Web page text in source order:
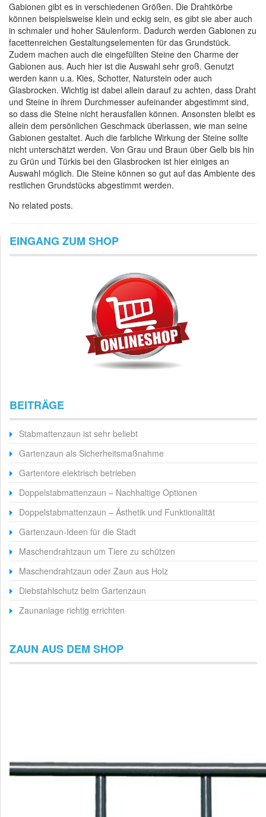
Gabionen gibt es in verschiedenen Größen. Die Drahtkörbe
können beispielsweise klein und eckig sein, es gibt sie aber auch
in schmaler und hoher Säulenform. Dadurch werden Gabionen zu
facettenreichen Gestaltungselementen für das Grundstück.
Zudem machen auch die eingefüllten Steine den Charme der
Gabionen aus. Auch hier ist die Auswahl sehr groß. Genutzt
werden kann u.a. Kies, Schotter, Naturstein oder auch
Glasbrocken. Wichtig ist dabei allein darauf zu achten, dass Draht
und Steine in ihrem Durchmesser aufeinander abgestimmt sind,
so dass die Steine nicht herausfallen können. Ansonsten bleibt es
allein dem persönlichen Geschmack überlassen, wie man seine
Gabionen gestaltet. Auch die farbliche Wirkung der Steine sollte
nicht unterschätzt werden. Von Grau und Braun über Gelb bis hin
zu Grün und Türkis bei den Glasbrocken ist hier einiges an
Auswahl möglich. Die Steine können so gut auf das Ambiente des
restlichen Grundstücks abgestimmt werden.
No related posts.
EINGANG ZUM SHOP
BEITRÄGE
Stabmattenzaun ist sehr beliebt
Gartenzaun als Sicherheitsmaßnahme
Gartentore elektrisch betrieben
Doppelstabmattenzaun – Nachhaltige Optionen
Doppelstabmattenzaun – Ästhetik und Funktionalität
Gartenzaun-Ideen für die Stadt
Maschendrahtzaun um Tiere zu schützen
Maschendrahtzaun oder Zaun aus Holz
Diebstahlschutz beim Gartenzaun
Zaunanlage richtig errichten
ZAUN AUS DEM SHOP